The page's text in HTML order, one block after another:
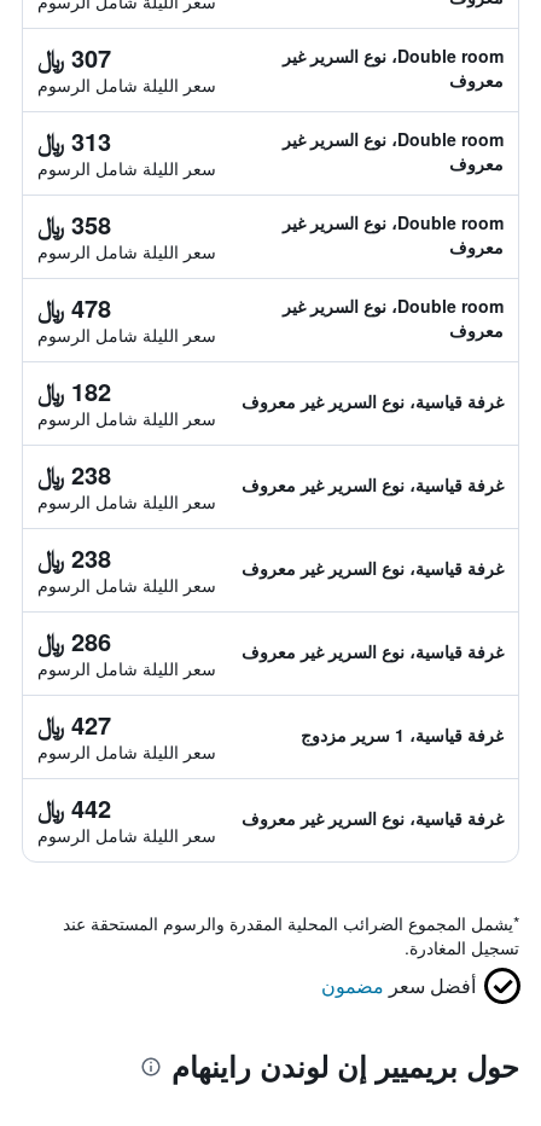
Double room، نوع السرير غير
معروف
307 ﷼
سعر الليلة شامل الرسوم
Double room، نوع السرير غير
معروف
313 ﷼
سعر الليلة شامل الرسوم
Double room، نوع السرير غير
معروف
358 ﷼
سعر الليلة شامل الرسوم
Double room، نوع السرير غير
معروف
478 ﷼
سعر الليلة شامل الرسوم
غرفة قياسية، نوع السرير غير معروف 182 ﷼
سعر الليلة شامل الرسوم
غرفة قياسية، نوع السرير غير معروف 238 ﷼
سعر الليلة شامل الرسوم
غرفة قياسية، نوع السرير غير معروف 238 ﷼
سعر الليلة شامل الرسوم
غرفة قياسية، نوع السرير غير معروف 286 ﷼
سعر الليلة شامل الرسوم
غرفة قياسية، 1 سرير مزدوج 427 ﷼
سعر الليلة شامل الرسوم
غرفة قياسية، نوع السرير غير معروف 442 ﷼
سعر الليلة شامل الرسوم
*يشمل المجموع الضرائب المحلية المقدرة والرسوم المستحقة عند
تسجيل المغادرة.
أفضل سعر مضمون
حول بريميير إن لوندن راينهام